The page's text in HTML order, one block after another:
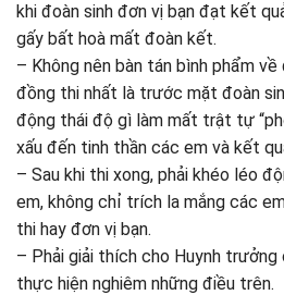
khi đoàn sinh đơn vị bạn đạt kết
gấy bất hoà mất đoàn kết.
– Không nên bàn tán bình phẩm
đồng thi nhất là trước mặt đoàn
động thái độ gì làm mất trật tự
xấu đến tinh thần các em và kết
– Sau khi thi xong, phải khéo léo
em, không chỉ trích la mắng các
thi hay đơn vị bạn.
– Phải giải thích cho Huynh
thực hiện nghiêm những điều trên.